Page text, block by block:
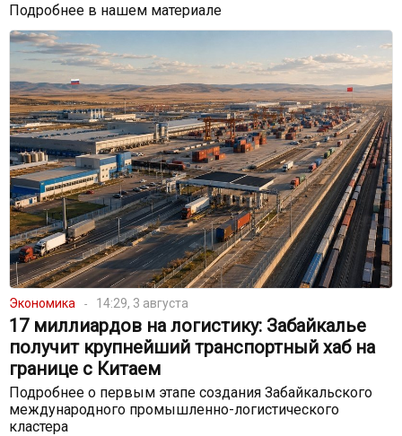
Подробнее в нашем материале
Экономика 14:29, 3 августа
17 миллиардов на логистику: Забайкалье
получит крупнейший транспортный хаб на
границе с Китаем
Подробнее о первым этапе создания Забайкальского
международного промышленно-логистического
кластера